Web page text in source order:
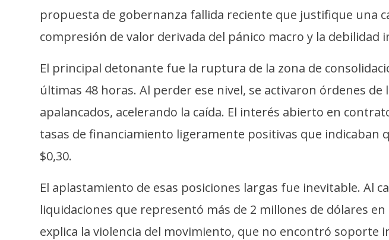
b
l
c
i
a
d
propuesta de gobernanza fallida reciente que justifique una
compresión de valor derivada del pánico macro y la debilidad
El principal detonante fue la ruptura de la zona de
últimas 48 horas. Al perder ese nivel, se activaron órdenes
apalancados, acelerando la caída. El interés abierto en
tasas de financiamiento ligeramente positivas que
$0,30.
El aplastamiento de esas posiciones largas fue inevitable. Al
liquidaciones que representó más de 2 millones de dólares
explica la violencia del movimiento, que no encontró soporte